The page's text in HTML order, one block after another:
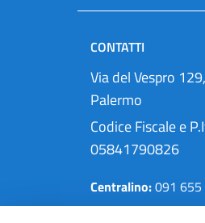
CONTATTI
Via del Vespro
Palermo
Codice Fiscale e
05841790826
Centralino:091 655
Pec: